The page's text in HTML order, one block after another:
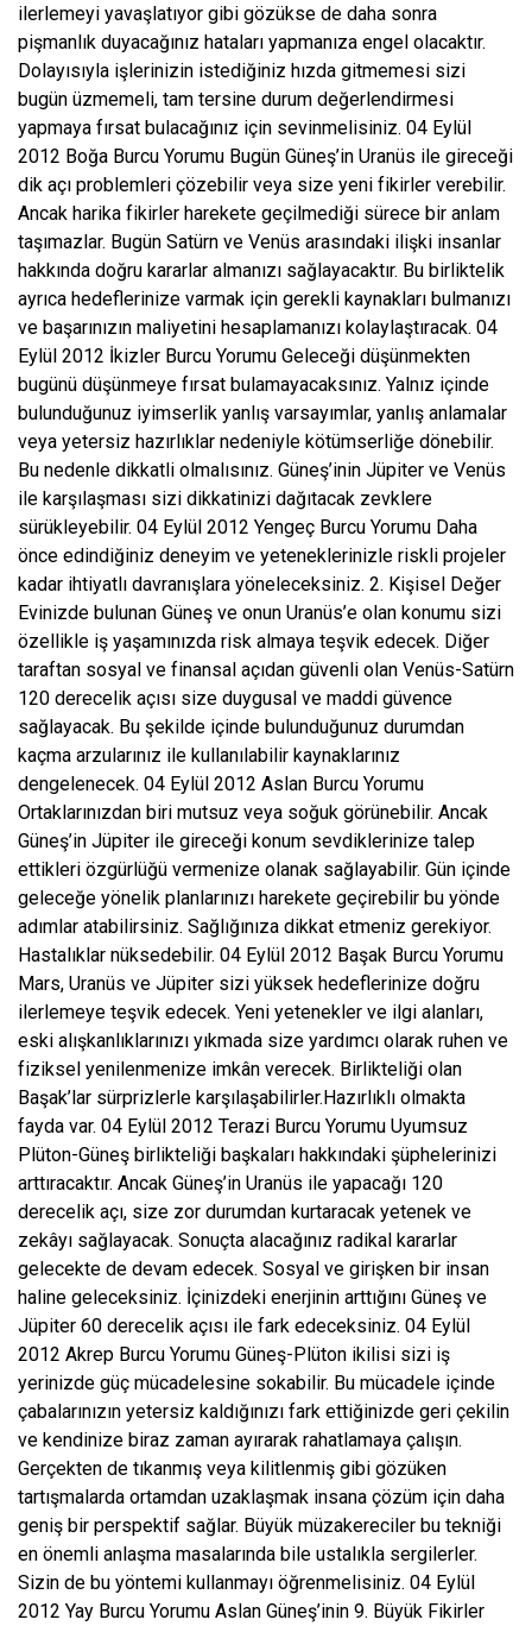
ilerlemeyi yavaşlatıyor gibi gözükse de daha sonra
pişmanlık duyacağınız hataları yapmanıza engel olacaktır.
Dolayısıyla işlerinizin istediğiniz hızda gitmemesi sizi
bugün üzmemeli, tam tersine durum değerlendirmesi
yapmaya fırsat bulacağınız için sevinmelisiniz. 04 Eylül
2012 Boğa Burcu Yorumu Bugün Güneş’in Uranüs ile gireceği
dik açı problemleri çözebilir veya size yeni fikirler verebilir.
Ancak harika fikirler harekete geçilmediği sürece bir anlam
taşımazlar. Bugün Satürn ve Venüs arasındaki ilişki insanlar
hakkında doğru kararlar almanızı sağlayacaktır. Bu birliktelik
ayrıca hedeflerinize varmak için gerekli kaynakları bulmanızı
ve başarınızın maliyetini hesaplamanızı kolaylaştıracak. 04
Eylül 2012 İkizler Burcu Yorumu Geleceği düşünmekten
bugünü düşünmeye fırsat bulamayacaksınız. Yalnız içinde
bulunduğunuz iyimserlik yanlış varsayımlar, yanlış anlamalar
veya yetersiz hazırlıklar nedeniyle kötümserliğe dönebilir.
Bu nedenle dikkatli olmalısınız. Güneş’inin Jüpiter ve Venüs
ile karşılaşması sizi dikkatinizi dağıtacak zevklere
sürükleyebilir. 04 Eylül 2012 Yengeç Burcu Yorumu Daha
önce edindiğiniz deneyim ve yeteneklerinizle riskli projeler
kadar ihtiyatlı davranışlara yöneleceksiniz. 2. Kişisel Değer
Evinizde bulunan Güneş ve onun Uranüs’e olan konumu sizi
özellikle iş yaşamınızda risk almaya teşvik edecek. Diğer
taraftan sosyal ve finansal açıdan güvenli olan Venüs-Satürn
120 derecelik açısı size duygusal ve maddi güvence
sağlayacak. Bu şekilde içinde bulunduğunuz durumdan
kaçma arzularınız ile kullanılabilir kaynaklarınız
dengelenecek. 04 Eylül 2012 Aslan Burcu Yorumu
Ortaklarınızdan biri mutsuz veya soğuk görünebilir. Ancak
Güneş’in Jüpiter ile gireceği konum sevdiklerinize talep
ettikleri özgürlüğü vermenize olanak sağlayabilir. Gün içinde
geleceğe yönelik planlarınızı harekete geçirebilir bu yönde
adımlar atabilirsiniz. Sağlığınıza dikkat etmeniz gerekiyor.
Hastalıklar nüksedebilir. 04 Eylül 2012 Başak Burcu Yorumu
Mars, Uranüs ve Jüpiter sizi yüksek hedeflerinize doğru
ilerlemeye teşvik edecek. Yeni yetenekler ve ilgi alanları,
eski alışkanlıklarınızı yıkmada size yardımcı olarak ruhen ve
fiziksel yenilenmenize imkân verecek. Birlikteliği olan
Başak’lar sürprizlerle karşılaşabilirler.Hazırlıklı olmakta
fayda var. 04 Eylül 2012 Terazi Burcu Yorumu Uyumsuz
Plüton-Güneş birlikteliği başkaları hakkındaki şüphelerinizi
arttıracaktır. Ancak Güneş’in Uranüs ile yapacağı 120
derecelik açı, size zor durumdan kurtaracak yetenek ve
zekâyı sağlayacak. Sonuçta alacağınız radikal kararlar
gelecekte de devam edecek. Sosyal ve girişken bir insan
haline geleceksiniz. İçinizdeki enerjinin arttığını Güneş ve
Jüpiter 60 derecelik açısı ile fark edeceksiniz. 04 Eylül
2012 Akrep Burcu Yorumu Güneş-Plüton ikilisi sizi iş
yerinizde güç mücadelesine sokabilir. Bu mücadele içinde
çabalarınızın yetersiz kaldığınızı fark ettiğinizde geri çekilin
ve kendinize biraz zaman ayırarak rahatlamaya çalışın.
Gerçekten de tıkanmış veya kilitlenmiş gibi gözüken
tartışmalarda ortamdan uzaklaşmak insana çözüm için daha
geniş bir perspektif sağlar. Büyük müzakereciler bu tekniği
en önemli anlaşma masalarında bile ustalıkla sergilerler.
Sizin de bu yöntemi kullanmayı öğrenmelisiniz. 04 Eylül
2012 Yay Burcu Yorumu Aslan Güneş’inin 9. Büyük Fikirler